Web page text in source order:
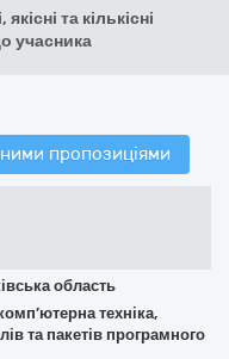
та кількісні
учасника
пропозиціями
область
техніка,
та пакетів програмного